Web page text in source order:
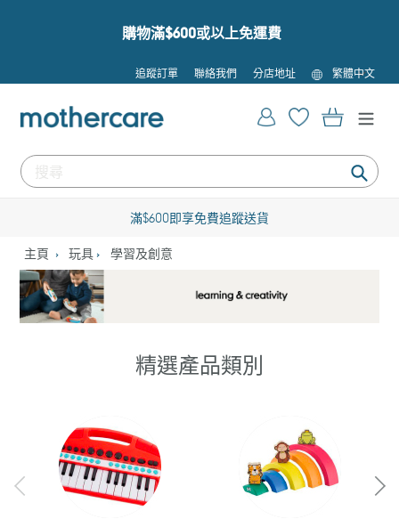
購物滿$600或以上免運費
追蹤訂單 聯絡我們 分店地址
語
言
繁體中文
提
登入 購物車
滿$600即享免費追蹤送貨
主頁 玩具 學習及創意
精選產品類別